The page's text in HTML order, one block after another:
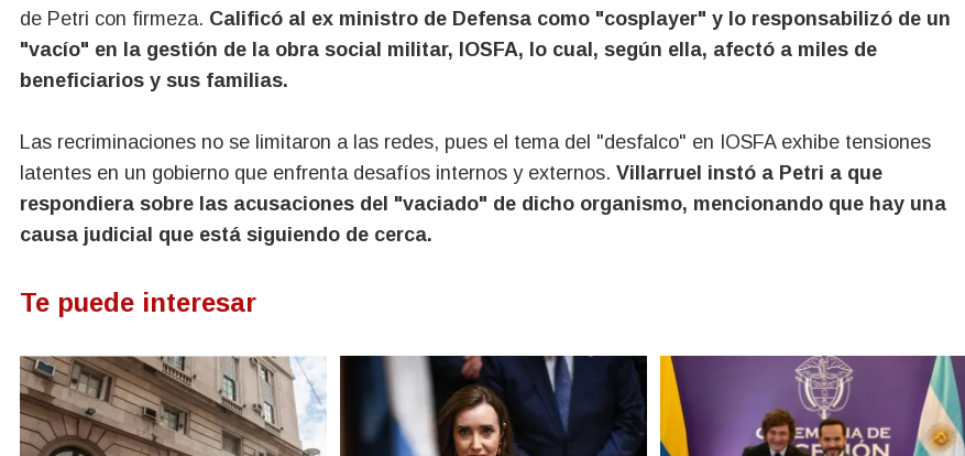
de Petri con firmeza. Calificó al ex ministro de Defensa como "cosplayer" y lo responsabilizó de un
"vacío" en la gestión de la obra social militar, IOSFA, lo cual, según ella, afectó a miles de
beneficiarios y sus familias.
Las recriminaciones no se limitaron a las redes, pues el tema del "desfalco" en IOSFA exhibe tensiones
latentes en un gobierno que enfrenta desafíos internos y externos. Villarruel instó a Petri a que
respondiera sobre las acusaciones del "vaciado" de dicho organismo, mencionando que hay una
causa judicial que está siguiendo de cerca.
Te puede interesar